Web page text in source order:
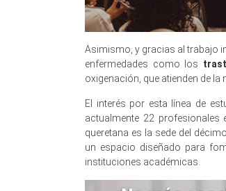
Asimismo, y gracias al trabajo
enfermedades como los
oxigenación, que atienden de
El interés por esta línea de
actualmente 22 profesionales
queretana es la sede del
un espacio diseñado para
instituciones académicas.